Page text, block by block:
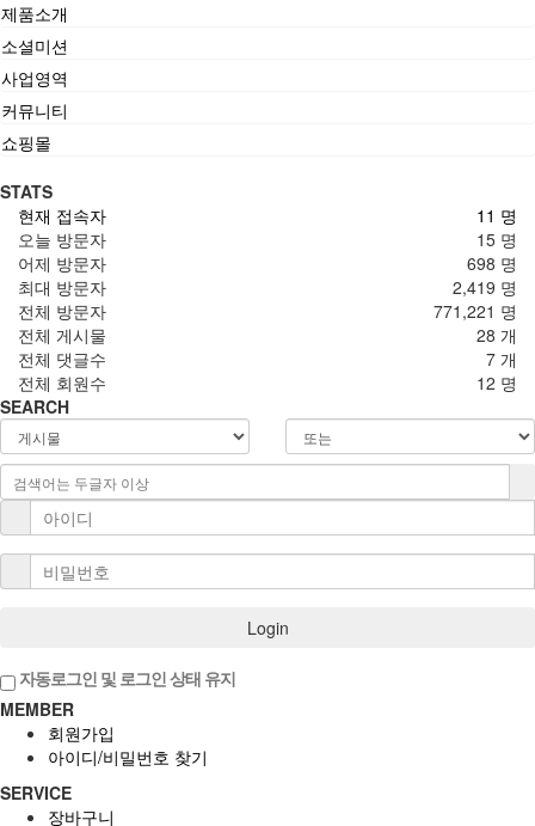
제품소개
소셜미션
사업영역
커뮤니티
쇼핑몰
STATS
11 명
현재 접속자
15 명
오늘 방문자
698 명
어제 방문자
2,419 명
최대 방문자
771,221 명
전체 방문자
28 개
전체 게시물
7 개
전체 댓글수
12 명
전체 회원수
SEARCH
Login
자동로그인 및 로그인 상태 유지
MEMBER
회원가입
아이디/비밀번호 찾기
SERVICE
장바구니